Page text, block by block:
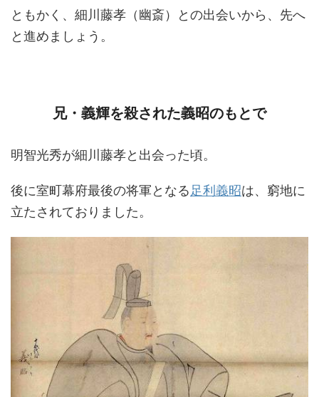
ともかく、細川藤孝（幽斎）との出会いから、先へ
と進めましょう。
兄・義輝を殺された義昭のもとで
明智光秀が細川藤孝と出会った頃。
後に室町幕府最後の将軍となる足利義昭は、窮地に
立たされておりました。